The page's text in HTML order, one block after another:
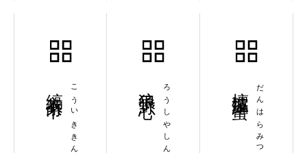
こういききん ろうしやしん だんはらみつ